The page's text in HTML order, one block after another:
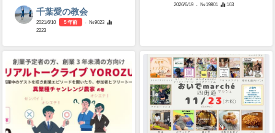
千葉愛の教会
2021/6/10 5 年前
- №9023
2223
2026/6/19 - №19801 163